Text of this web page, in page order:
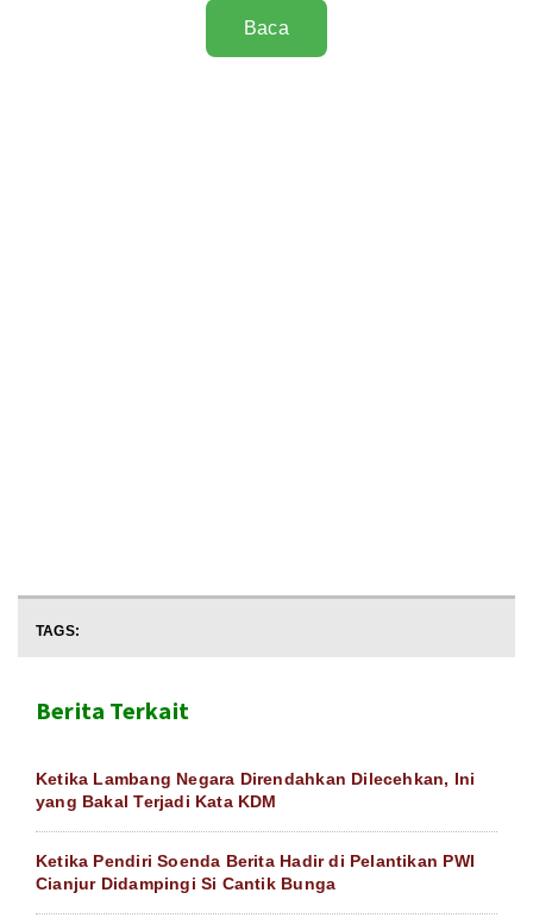
Baca
TAGS:
Berita Terkait
Ketika Lambang Negara Direndahkan Dilecehkan, Ini
yang Bakal Terjadi Kata KDM
Ketika Pendiri Soenda Berita Hadir di Pelantikan PWI
Cianjur Didampingi Si Cantik Bunga